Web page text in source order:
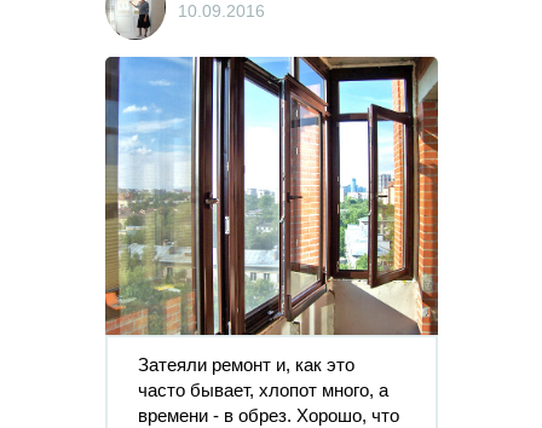
10.09.2016
Затеяли ремонт и, как это
часто бывает, хлопот много, а
времени - в обрез. Хорошо, что